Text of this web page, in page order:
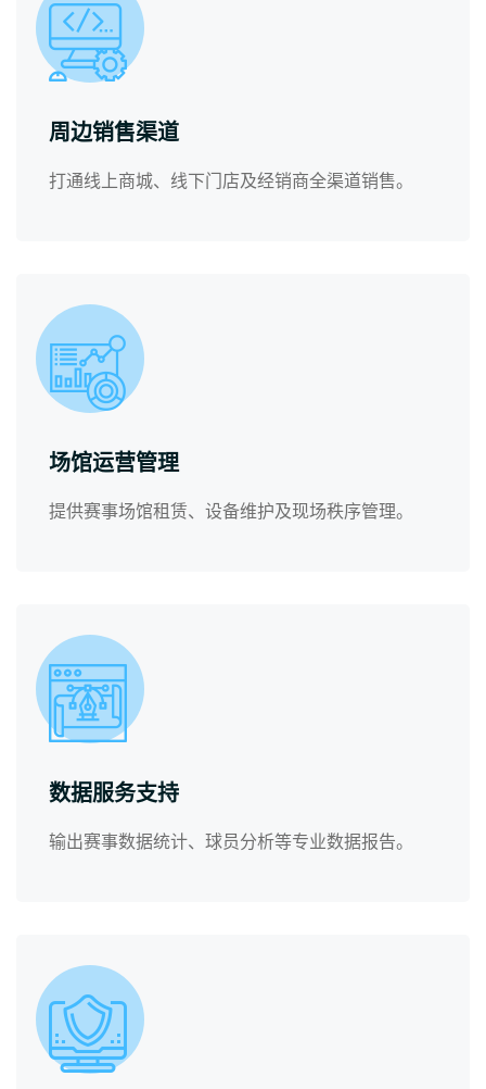
周边销售渠道
打通线上商城、线下门店及经销商全渠道销售。
场馆运营管理
提供赛事场馆租赁、设备维护及现场秩序管理。
数据服务支持
输出赛事数据统计、球员分析等专业数据报告。